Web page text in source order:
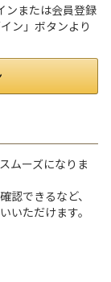
ンまたは会員登録
ン」ボタンより
ムーズになりま
認できるなど、
いただけます。